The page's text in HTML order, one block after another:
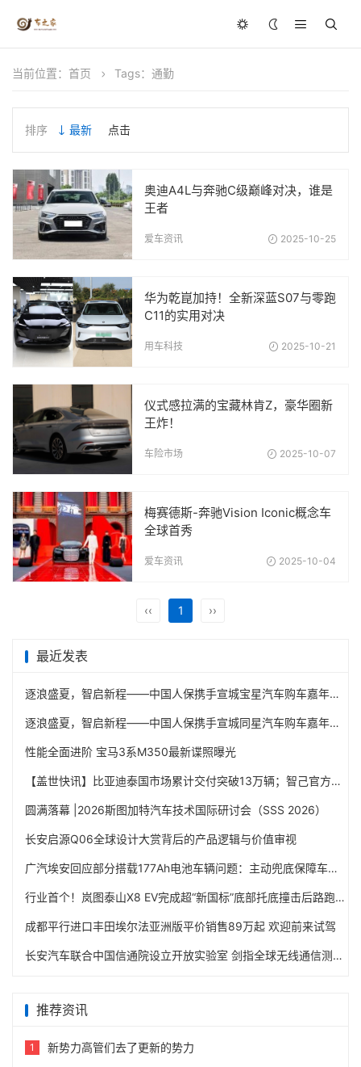
当前位置： 首页 Tags：通勤
排序 最新 点击
奥迪A4L与奔驰C级巅峰对决，谁是
王者
爱车资讯 2025-10-25
华为乾崑加持！全新深蓝S07与零跑
C11的实用对决
用车科技 2025-10-21
仪式感拉满的宝藏林肯Z，豪华圈新
王炸！
车险市场 2025-10-07
梅赛德斯-奔驰Vision Iconic概念车
全球首秀
爱车资讯 2025-10-04
‹‹ 1 ››
最近发表
逐浪盛夏，智启新程——中国人保携手宣城宝星汽车购车嘉年华
逐浪盛夏，智启新程——中国人保携手宣城同星汽车购车嘉年华
性能全面进阶 宝马3系M350最新谍照曝光
【盖世快讯】比亚迪泰国市场累计交付突破13万辆；智己官方回应多地经销商陷经营危机
圆满落幕 |2026斯图加特汽车技术国际研讨会（SSS 2026）
长安启源Q06全球设计大赏背后的产品逻辑与价值审视
广汽埃安回应部分搭载177Ah电池车辆问题：主动兜底保障车主权益
行业首个！岚图泰山X8 EV完成超“新国标”底部托底撞击后路跑实测
成都平行进口丰田埃尔法亚洲版平价销售89万起 欢迎前来试驾
长安汽车联合中国信通院设立开放实验室 剑指全球无线通信测试
推荐资讯
1 新势力高管们去了更新的势力